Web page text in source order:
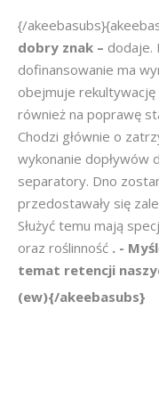
{/
dobry znak – dodaje.
dofinansowanie ma
obejmuje rekultywację
również na poprawę
Chodzi głównie o
wykonanie dopływów
separatory. Dno
przedostawały się
Służyć temu mają
oraz roślinność . -
temat retencji
(ew){/akeebasubs}